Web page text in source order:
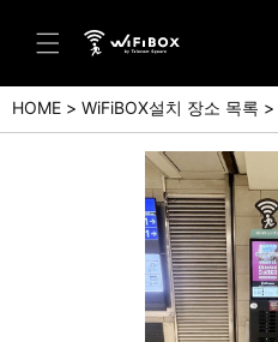
도움말/문의
고객 센터 (Japanese)
고객 센터 (English)
문의 (Japanse)
HOME WiFiBOX설치 장소 목록